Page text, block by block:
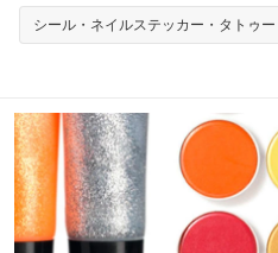
シール・ネイルステッカー・タトゥー